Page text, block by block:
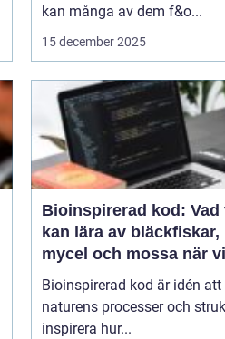
kan många av dem f&o...
15 december 2025
Bioinspirerad kod: Vad
kan lära av bläckfiskar,
mycel och mossa när vi
bygger nya system
Bioinspirerad kod är idén
naturens processer och
inspirera hur...